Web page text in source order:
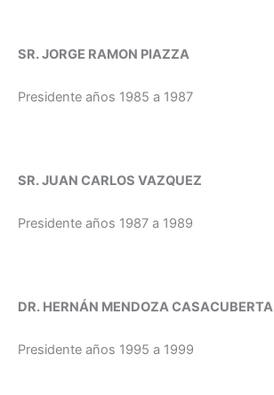
SR. JORGE RAMON PIAZZA
Presidente años 1985 a 1987
SR. JUAN CARLOS VAZQUEZ
Presidente años 1987 a 1989
DR. HERNÁN MENDOZA CASACUBERTA
Presidente años 1995 a 1999